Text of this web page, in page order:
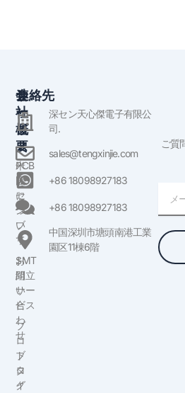
会
社
概
要
米
国
に
つ
い
て
お
問
い
合
わ
せ
ブ
ロ
グ
サ
ー
ビ
ス
PCB
ア
セ
ン
ブ
リ
SMT
組立
サー
ビス
プ
ロ
ト
タ
イ
連絡先
深セン天心傑電子有限公
司.
sales@tengxinjie.com
+86 18098927183
+86 18098927183
中国深圳市塘頭南港工業
園区11棟6階
ご質
メ
ー
ル